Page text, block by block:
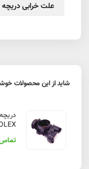
علت خرابی
شاید از این محصولات
تماس